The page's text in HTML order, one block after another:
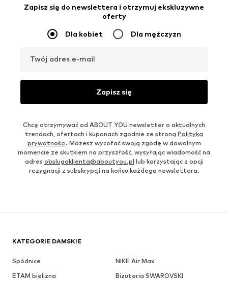
Zapisz się do newslettera i otrzymuj ekskluzywne
oferty
Dla kobiet Dla mężczyzn
Twój adres e-mail
Zapisz się
Chcę otrzymywać od ABOUT YOU newsletter o aktualnych
trendach, ofertach i kuponach zgodnie ze stroną Polityka
prywatności. Możesz wycofać swoją zgodę w dowolnym
momencie ze skutkiem na przyszłość, wysyłając wiadomość na
adres obslugaklienta@aboutyou.pl lub korzystając z opcji
rezygnacji z subskrypcji na końcu każdego newslettera.
KATEGORIE DAMSKIE
Spódnice
NIKE Air Max
ETAM bielizna
Biżuteria SWAROVSKI